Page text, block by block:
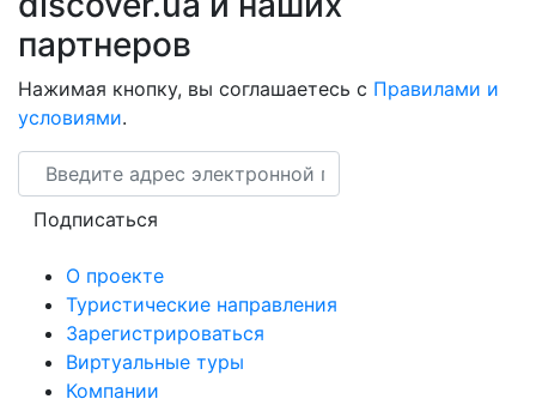
партнеров
Нажимая кнопку, вы соглашаетесь с Правилами и
условиями.
Email
Подписаться
О проекте
Туристические направления
Зарегистрироваться
Виртуальные туры
Компании